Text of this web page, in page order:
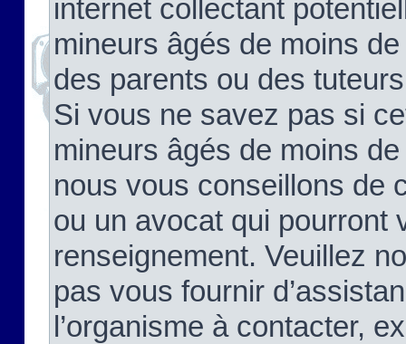
internet collectant
mineurs âgés de moins
des parents ou des
Si vous ne savez pas si
mineurs âgés de moins
nous vous conseillons de
ou un avocat qui pourront
renseignement. Veuillez
pas vous fournir
l’organisme à contacter,